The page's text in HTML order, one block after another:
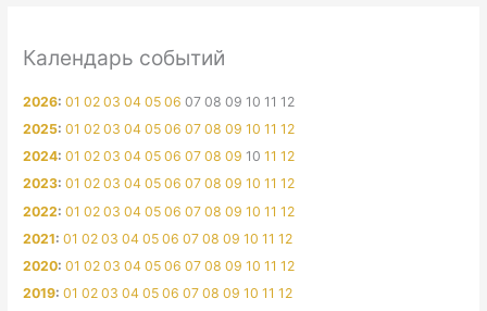
Календарь событий
2026:01 02 03 04 05 06 07 08 09 10 11 12
2025:01 02 03 04 05 06 07 08 09 10 11 12
2024:01 02 03 04 05 06 07 08 09 10 11 12
2023:01 02 03 04 05 06 07 08 09 10 11 12
2022:01 02 03 04 05 06 07 08 09 10 11 12
2021:01 02 03 04 05 06 07 08 09 10 11 12
2020:01 02 03 04 05 06 07 08 09 10 11 12
2019:01 02 03 04 05 06 07 08 09 10 11 12